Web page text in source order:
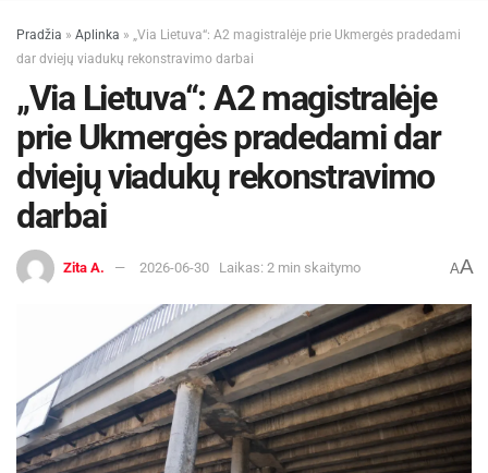
Pradžia » Aplinka » „Via Lietuva“: A2 magistralėje prie Ukmergės pradedami
dar dviejų viadukų rekonstravimo darbai
„Via Lietuva“: A2 magistralėje
prie Ukmergės pradedami dar
dviejų viadukų rekonstravimo
darbai
Zita A. 2026-06-30 Laikas: 2 min skaitymo AA